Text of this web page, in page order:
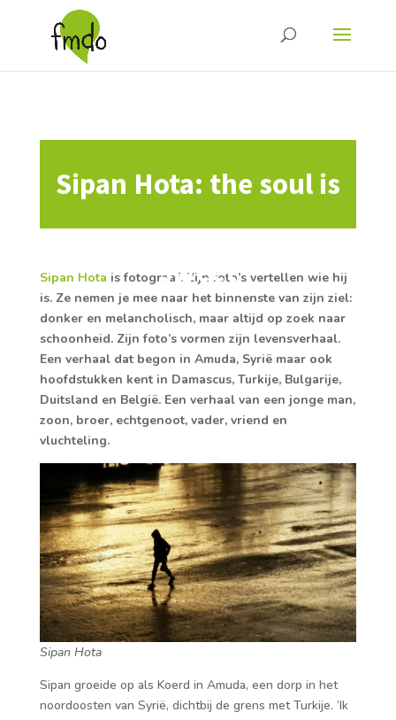
Sipan Hota: the soul is
sweet
Sipan Hota is fotograaf. Zijn foto’s vertellen wie hij
is. Ze nemen je mee naar het binnenste van zijn ziel:
donker en melancholisch, maar altijd op zoek naar
schoonheid. Zijn foto’s vormen zijn levensverhaal.
Een verhaal dat begon in Amuda, Syrië maar ook
hoofdstukken kent in Damascus, Turkije, Bulgarije,
Duitsland en België. Een verhaal van een jonge man,
zoon, broer, echtgenoot, vader, vriend en
vluchteling.
Sipan Hota
Sipan groeide op als Koerd in Amuda, een dorp in het
noordoosten van Syrië, dichtbij de grens met Turkije. ‘Ik